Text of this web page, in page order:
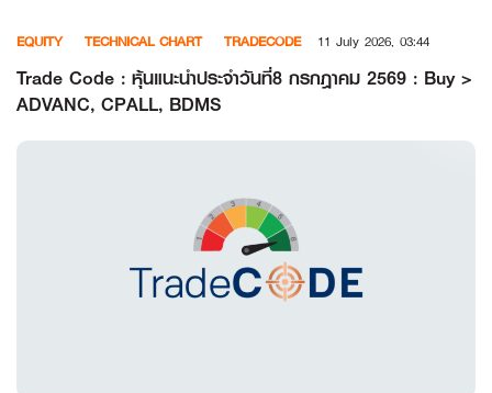
content
EQUITY TECHNICAL CHART TRADECODE 11 July 2026, 03:44
Trade Code : หุ้นแนะนำประจำวันที่8 กรกฎาคม 2569 : Buy >
ADVANC, CPALL, BDMS